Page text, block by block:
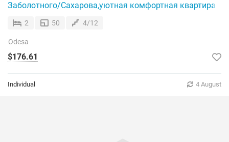
Заболотного/Сахарова,уютная комфортная квартира
2 50 4/12
Odesa
$176.61
Individual 4 August